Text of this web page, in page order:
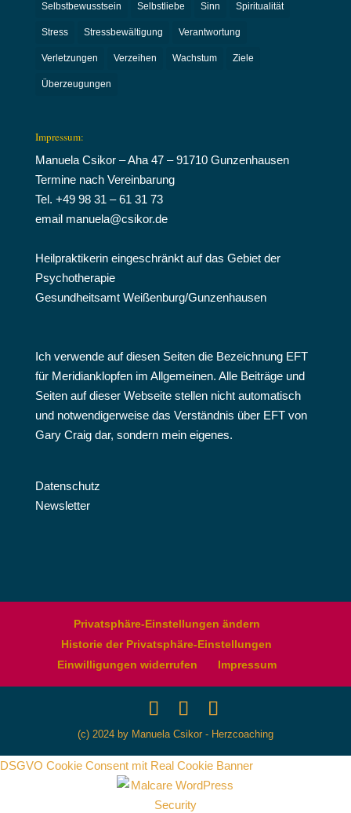
Selbstbewusstsein Selbstliebe Sinn Spiritualität
Stress Stressbewältigung Verantwortung
Verletzungen Verzeihen Wachstum Ziele
Überzeugungen
Impressum:
Manuela Csikor – Aha 47 – 91710 Gunzenhausen
Termine nach Vereinbarung
Tel. +49 98 31 – 61 31 73
email manuela@csikor.de
Heilpraktikerin eingeschränkt auf das Gebiet der
Psychotherapie
Gesundheitsamt Weißenburg/Gunzenhausen
Ich verwende auf diesen Seiten die Bezeichnung EFT
für Meridianklopfen im Allgemeinen. Alle Beiträge und
Seiten auf dieser Webseite stellen nicht automatisch
und notwendigerweise das Verständnis über EFT von
Gary Craig dar, sondern mein eigenes.
Datenschutz
Newsletter
Privatsphäre-Einstellungen ändern
Historie der Privatsphäre-Einstellungen
Einwilligungen widerrufen
Impressum
(c) 2024 by Manuela Csikor - Herzcoaching
DSGVO Cookie Consent mit Real Cookie Banner